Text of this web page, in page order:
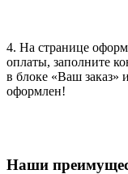
4. На странице
оплаты, заполните
в блоке «Ваш заказ»
оформлен!
Наши